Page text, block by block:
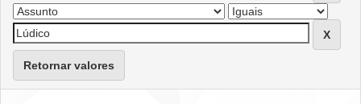
Retornar valores